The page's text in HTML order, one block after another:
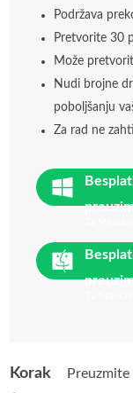
Podržava
Pretvorite 30
Može
Nudi brojne
poboljšanju
Za rad ne
Za
Za
Korak